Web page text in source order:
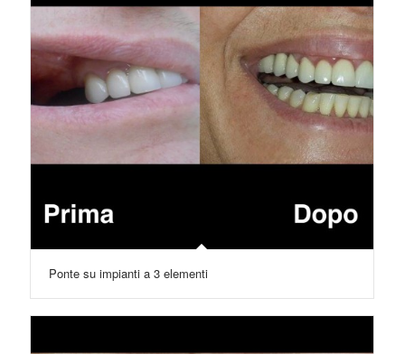
Ponte su impianti a 3 elementi